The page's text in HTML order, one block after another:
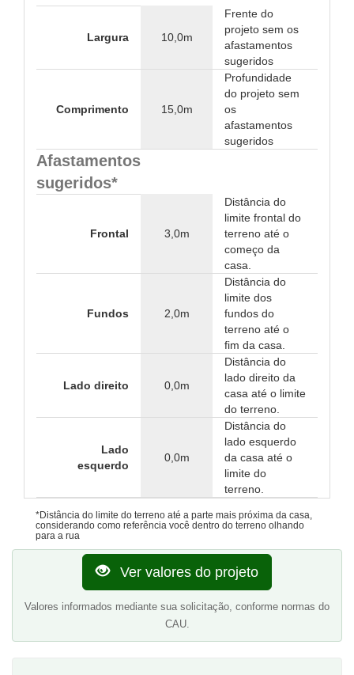
Largura 10,0m
Frente do
projeto sem os
afastamentos
sugeridos
Comprimento 15,0m
Profundidade
do projeto sem
os
afastamentos
sugeridos
Afastamentos
sugeridos*
Frontal 3,0m
Distância do
limite frontal do
terreno até o
começo da
casa.
Fundos 2,0m
Distância do
limite dos
fundos do
terreno até o
fim da casa.
Lado direito 0,0m
Distância do
lado direito da
casa até o limite
do terreno.
Lado
esquerdo
0,0m
Distância do
lado esquerdo
da casa até o
limite do
terreno.
*Distância do limite do terreno até a parte mais próxima da casa,
considerando como referência você dentro do terreno olhando
para a rua
Ver valores do projeto
Valores informados mediante sua solicitação, conforme normas do
CAU.